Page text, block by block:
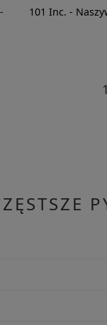
101 Inc. -
na
lub gotówką,